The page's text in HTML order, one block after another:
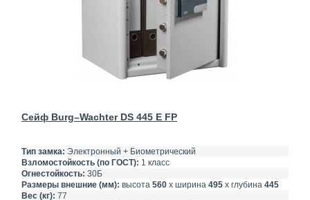
Сейф Burg–Wachter DS 445 E FP
Тип замка: Электронный + Биометрический
Взломостойкость (по ГОСТ): 1 класс
Огнестойкость: 30Б
Размеры внешние (мм): высота 560 х ширина 495 х глубина 445
Вес (кг): 77